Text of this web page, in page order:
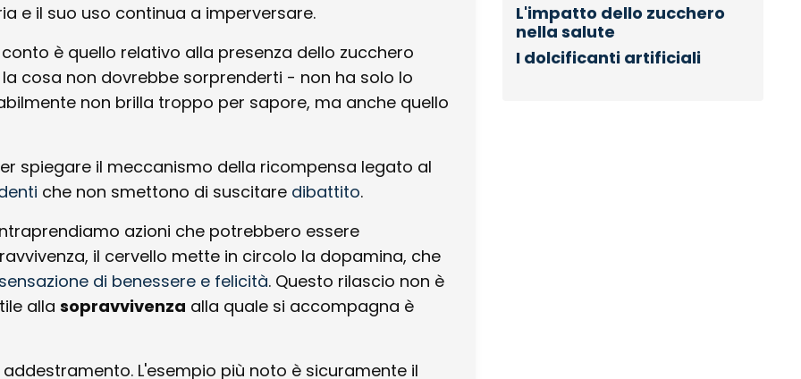
e il suo uso continua a imperversare.
è quello relativo alla presenza dello zucchero
cosa non dovrebbe sorprenderti - non ha solo lo
non brilla troppo per sapore, ma anche quello
spiegare il meccanismo della ricompensa legato al
che non smettono di suscitare dibattito.
azioni che potrebbero essere
il cervello mette in circolo la dopamina, che
di benessere e felicità. Questo rilascio non è
alla sopravvivenza alla quale si accompagna è
L'esempio più noto è sicuramente il
L'impatto dello zucchero
nella salute
I dolcificanti artificiali